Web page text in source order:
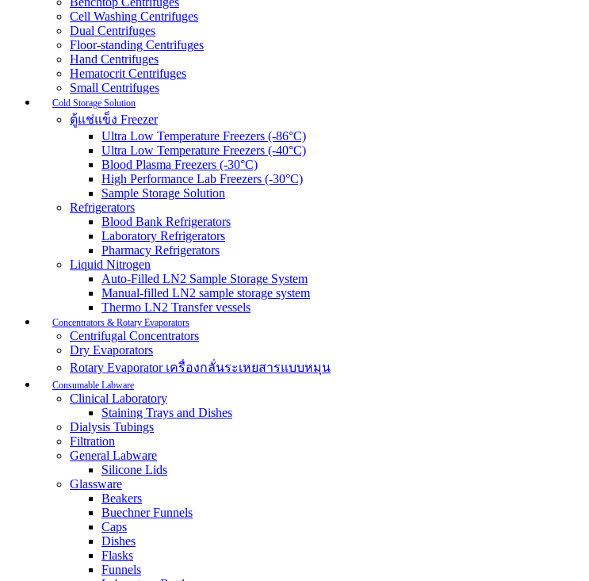
Cell Washing Centrifuges
Dual Centrifuges
Floor-standing Centrifuges
Hand Centrifuges
Hematocrit Centrifuges
Small Centrifuges
Cold Storage Solution
ตู้แช่แข็ง Freezer
Ultra Low Temperature Freezers (-86°C)
Ultra Low Temperature Freezers (-40°C)
Blood Plasma Freezers (-30°C)
High Performance Lab Freezers (-30°C)
Sample Storage Solution
Refrigerators
Blood Bank Refrigerators
Laboratory Refrigerators
Pharmacy Refrigerators
Liquid Nitrogen
Auto-Filled LN2 Sample Storage System
Manual-filled LN2 sample storage system
Thermo LN2 Transfer vessels
Concentrators & Rotary Evaporators
Centrifugal Concentrators
Dry Evaporators
Rotary Evaporator เครื่องกลั่นระเหยสารแบบหมุน
Consumable Labware
Clinical Laboratory
Staining Trays and Dishes
Dialysis Tubings
Filtration
General Labware
Silicone Lids
Glassware
Beakers
Buechner Funnels
Caps
Dishes
Flasks
Funnels